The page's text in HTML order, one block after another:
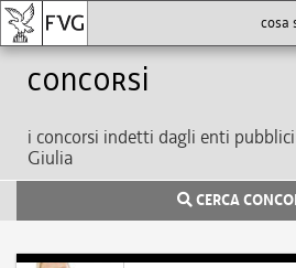
Concorsi
i concorsi indetti dagli enti
Giulia
CERCA